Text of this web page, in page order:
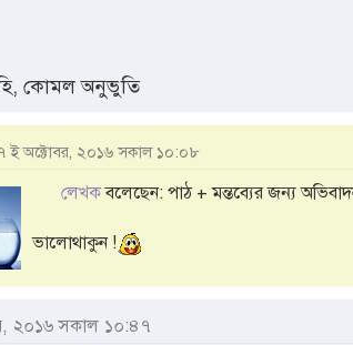
কোমল অনুভুতি
ই অক্টোবর, ২০১৬ সকাল ১০:০৮
লেখকবলেছেন: পাঠ + মন্তব্যের জন্য
ভালোথাকুন !
২০১৬ সকাল ১০:৪৭